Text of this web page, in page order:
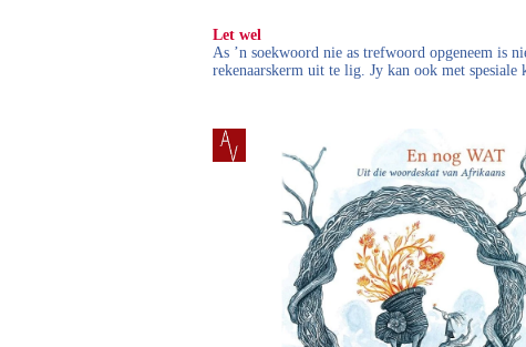
Let wel
As ’n soekwoord nie as trefwoord opgeneem is
rekenaarskerm uit te lig. Jy kan ook met spesiale